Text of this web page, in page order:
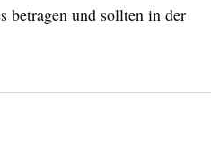
betragen und sollten in der